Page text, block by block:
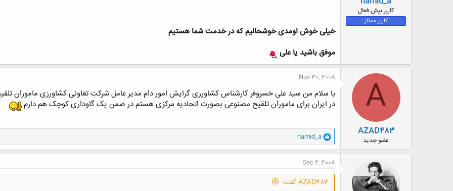
کاربر بیش فعال
کاربر ممتاز
خیلی خوش اومدی خوشحالیم که در خدمت شما هستیم
موفق باشید یا علی
A
AZAD483
عضو جدید
Nov 30, 2008
با سلام من سید علی خسروفر کارشناس کشاورزی گرایش امور دام مدیر عامل شرکت تعاونی کشاورزی ماموران
در ایران برای ماموران تلقیح مصنوعی بصورت اتحادیه مرکزی هستم در ضمن یک گاوداری کوچک هم دارم
و
ا
ک
ن
ش
ا
hamid_a
Dec 2, 2008
AZAD483 گفت: